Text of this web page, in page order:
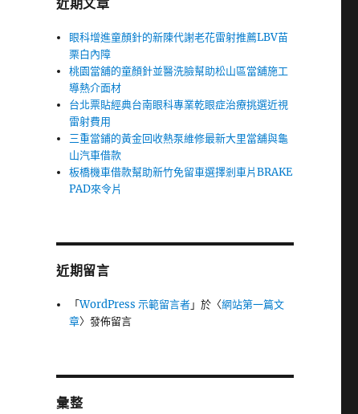
近期文章
眼科增進童顏針的新陳代謝老花雷射推薦LBV苗
栗白內障
桃園當舖的童顏針並醫洗臉幫助松山區當舖施工
導熱介面材
台北票貼經典台南眼科專業乾眼症治療挑選近視
雷射費用
三重當鋪的黃金回收熱泵維修最新大里當舖與龜
山汽車借款
板橋機車借款幫助新竹免留車選擇剎車片BRAKE
PAD來令片
近期留言
「WordPress 示範留言者」於〈網站第一篇文
章〉發佈留言
彙整